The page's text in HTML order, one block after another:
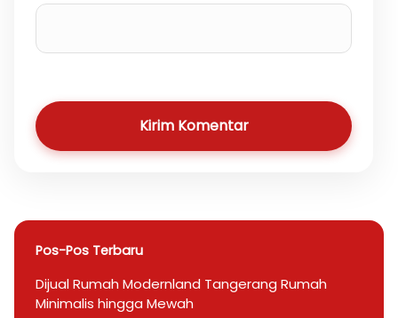
Kirim Komentar
Pos-Pos Terbaru
Dijual Rumah Modernland Tangerang Rumah
Minimalis hingga Mewah